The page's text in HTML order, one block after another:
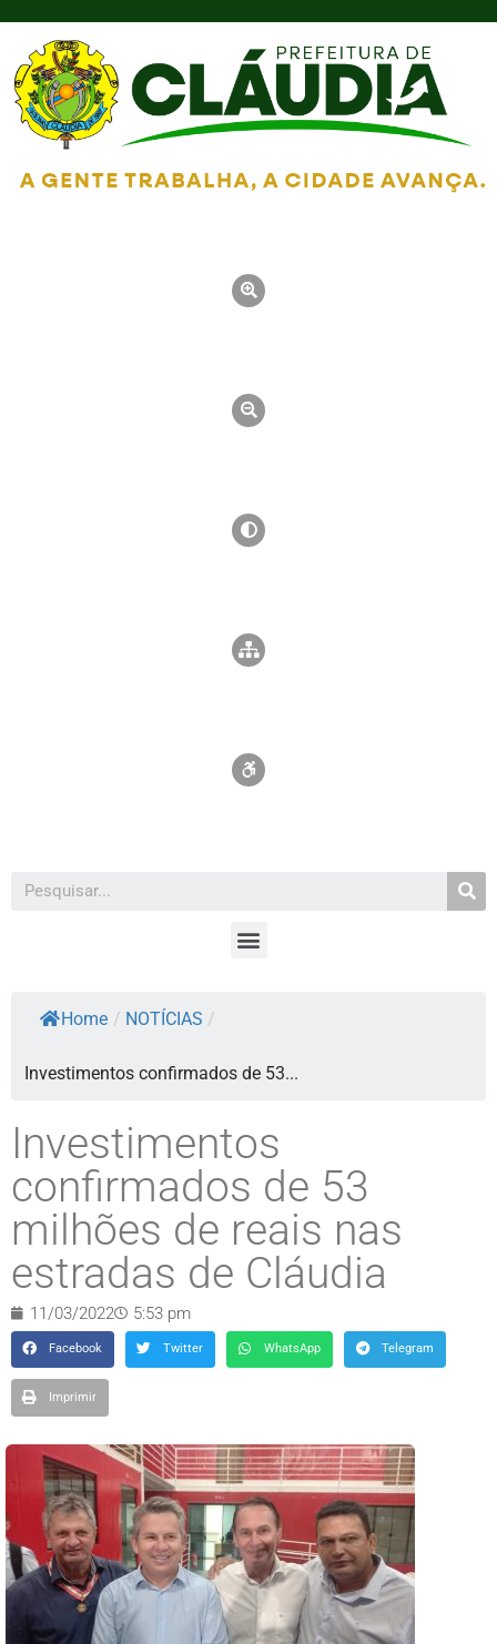
Home / NOTÍCIAS /
Investimentos confirmados de 53...
Investimentos
confirmados de 53
milhões de reais nas
estradas de Cláudia
11/03/2022 5:53 pm
Facebook Twitter WhatsApp Telegram
Imprimir